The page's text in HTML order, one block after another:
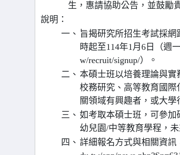
生，惠請協助公告，並鼓勵
說明：
一、 旨揭研究所招生考試採網
時起至114年1月6日（週
w/recruit/signup/）。
二、 本碩士班以培養理論與
校務研究、高等教育國
關領域有興趣者，或大學
三、 如考取本碩士班，可參
幼兒園/中等教育學程，
四、 詳細報名方式與相關資訊